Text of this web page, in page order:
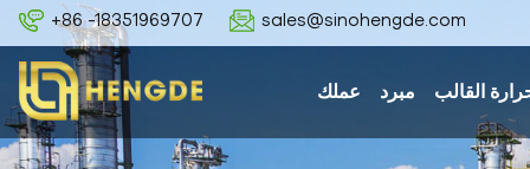
+86 -18351969707 sales@sinohengde.com
عملك مبرد القالب